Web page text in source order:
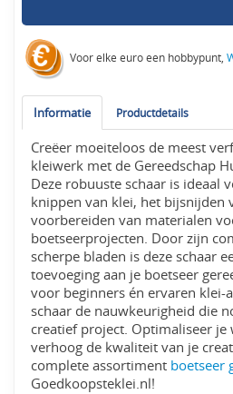
Voor elke euro een hobbypunt,
Informatie Productdetails
Creëer moeiteloos de meest
kleiwerk met de Gereedschap
Deze robuuste schaar is ideaal
knippen van klei, het bijsnijden
voorbereiden van materialen
boetseerprojecten. Door zijn
scherpe bladen is deze schaar
toevoeging aan je boetseer
voor beginners én ervaren klei-
schaar de nauwkeurigheid die
creatief project. Optimaliseer je
verhoog de kwaliteit van je
complete assortiment boetseer
Goedkoopsteklei.nl!